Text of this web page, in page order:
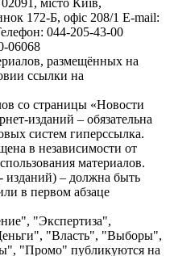
172-Б, офіс 208/1 E-mail:
044-205-43-00
06068
размещённых на
ссылки на
со страницы «Новости
изданий – обязательна
систем гиперссылка.
в независимости от
материалов.
изданий) – должна быть
в первом абзаце
"Экспертиза",
"Власть", "Выборы",
"Промо" публикуются на